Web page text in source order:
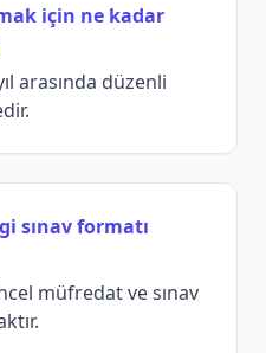
için ne kadar
arasında düzenli
sınav formatı
müfredat ve sınav